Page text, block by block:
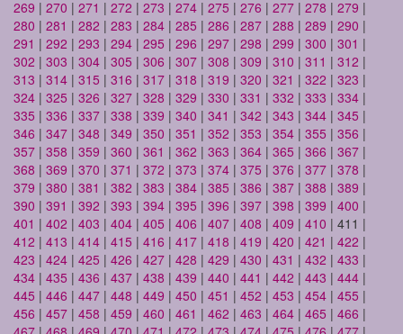
269 | 270 | 271 | 272 | 273 | 274 | 275 | 276 | 277 | 278 | 279 |
280 | 281 | 282 | 283 | 284 | 285 | 286 | 287 | 288 | 289 | 290 |
291 | 292 | 293 | 294 | 295 | 296 | 297 | 298 | 299 | 300 | 301 |
302 | 303 | 304 | 305 | 306 | 307 | 308 | 309 | 310 | 311 | 312 |
313 | 314 | 315 | 316 | 317 | 318 | 319 | 320 | 321 | 322 | 323 |
324 | 325 | 326 | 327 | 328 | 329 | 330 | 331 | 332 | 333 | 334 |
335 | 336 | 337 | 338 | 339 | 340 | 341 | 342 | 343 | 344 | 345 |
346 | 347 | 348 | 349 | 350 | 351 | 352 | 353 | 354 | 355 | 356 |
357 | 358 | 359 | 360 | 361 | 362 | 363 | 364 | 365 | 366 | 367 |
368 | 369 | 370 | 371 | 372 | 373 | 374 | 375 | 376 | 377 | 378 |
379 | 380 | 381 | 382 | 383 | 384 | 385 | 386 | 387 | 388 | 389 |
390 | 391 | 392 | 393 | 394 | 395 | 396 | 397 | 398 | 399 | 400 |
401 | 402 | 403 | 404 | 405 | 406 | 407 | 408 | 409 | 410 | 411 |
412 | 413 | 414 | 415 | 416 | 417 | 418 | 419 | 420 | 421 | 422 |
423 | 424 | 425 | 426 | 427 | 428 | 429 | 430 | 431 | 432 | 433 |
434 | 435 | 436 | 437 | 438 | 439 | 440 | 441 | 442 | 443 | 444 |
445 | 446 | 447 | 448 | 449 | 450 | 451 | 452 | 453 | 454 | 455 |
456 | 457 | 458 | 459 | 460 | 461 | 462 | 463 | 464 | 465 | 466 |